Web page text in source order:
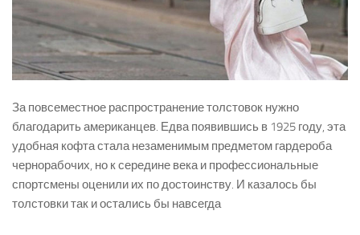
За повсеместное распространение толстовок нужно
благодарить американцев. Едва появившись в 1925 году, эта
удобная кофта стала незаменимым предметом гардероба
чернорабочих, но к середине века и профессиональные
спортсмены оценили их по достоинству. И казалось бы
толстовки так и остались бы навсегда